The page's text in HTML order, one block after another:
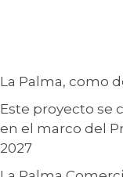
La Palma, como
Este proyecto se
en el marco del
2027